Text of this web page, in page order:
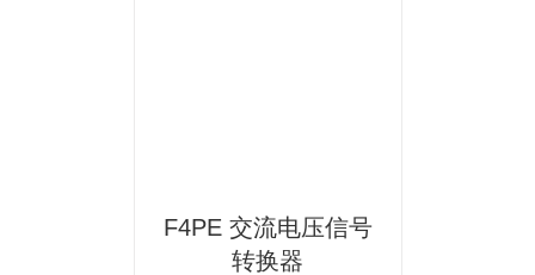
F4PE 交流电压信号
转换器